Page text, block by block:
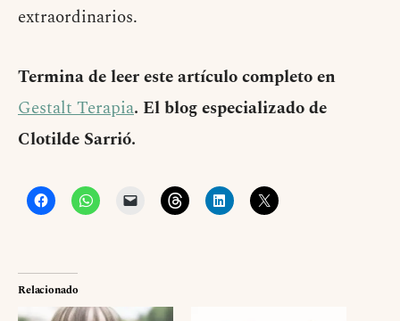
extraordinarios.
Termina de leer este artículo completo en
Gestalt Terapia. El blog especializado de
Clotilde Sarrió.
Relacionado